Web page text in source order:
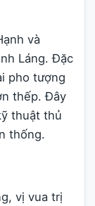
và
Láng. Đặc
pho tượng
thếp. Đây
thuật thủ
thống.
vị vua trị